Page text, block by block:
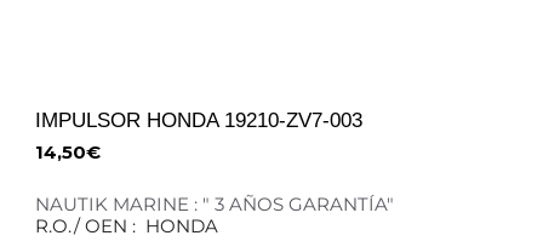
IMPULSOR HONDA 19210-ZV7-003
14,50€
NAUTIK MARINE : " 3 AÑOS GARANTÍA"
R.O./ OEN : HONDA